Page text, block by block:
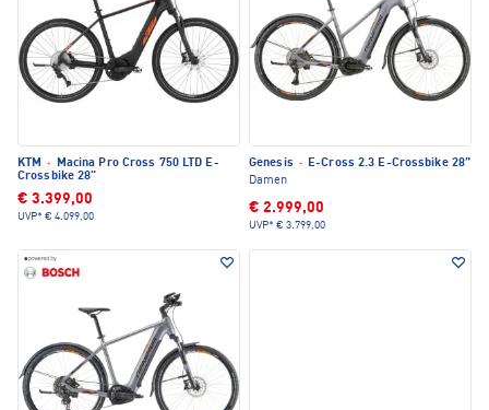
KTM ·
Macina Pro Cross 750 LTD E-
Crossbike 28"
€ 3.399,00
UVP* € 4.099,00
Genesis ·
E-Cross 2.3 E-Crossbike 28”
Damen
€ 2.999,00
UVP* € 3.799,00